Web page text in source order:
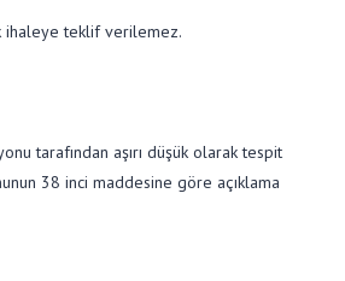
ihaleye teklif verilemez.
tarafından aşırı düşük olarak tespit
38 inci maddesine göre açıklama